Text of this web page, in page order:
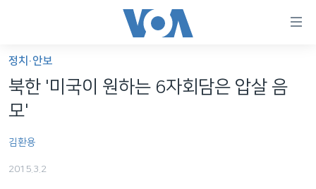
가
능
링
인
라디오
프로그램
정치·안보
북한 '미국이 원하는 6자회담은 압살 음
모'
김환용
2015.3.2